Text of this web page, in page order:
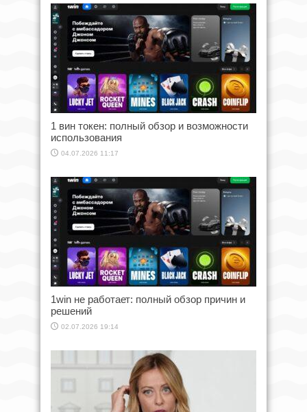
1 вин токен: полный обзор и возможности
использования
04.07.2026 11:17
1win не работает: полный обзор причин и
решений
02.07.2026 19:14